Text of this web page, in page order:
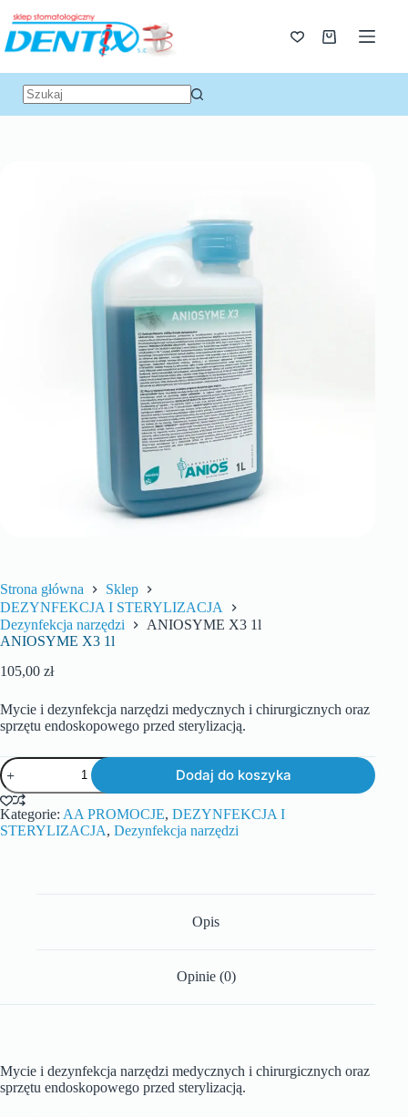
Strona główna
Sklep
DEZYNFEKCJA I STERYLIZACJA
Dezynfekcja narzędzi
ANIOSYME X3 1l
ANIOSYME X3 1l
105,00 zł
Mycie i dezynfekcja narzędzi medycznych i chirurgicznych oraz
sprzętu endoskopowego przed sterylizacją.
Dodaj do koszyka
Kategorie: AA PROMOCJE, DEZYNFEKCJA I
STERYLIZACJA, Dezynfekcja narzędzi
Opis
Opinie (0)
Mycie i dezynfekcja narzędzi medycznych i chirurgicznych oraz
sprzętu endoskopowego przed sterylizacją.